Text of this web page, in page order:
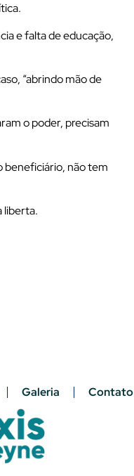
e falta de educação,
“abrindo mão de
o poder, precisam
beneficiário, não tem
liberta.
Galeria Contato